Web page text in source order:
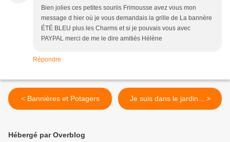
Bien jolies ces petites souriis Frimousse avez vous mon
message d hier où je vous demandais la grille de La bannère
ÉTÉ BLEU plus les Charms et si je pouvais vous avec
PAYPAL merci de me le dire amitiés Hélène
Répondre
< Bannières et Potagers Je suis dans le jardin... >
Hébergé par Overblog